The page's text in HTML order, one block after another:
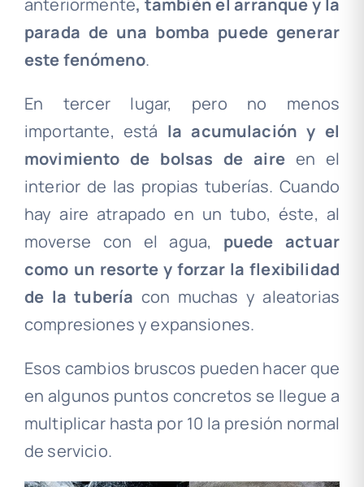
parada de una bomba puede generar
este fenómeno.
En tercer lugar, pero no menos
importante, está la acumulación y el
movimiento de bolsas de aireen el
interior de las propias tuberías. Cuando
hay aire atrapado en un tubo, éste, al
moverse con el agua, puede actuar
como un resorte y forzar la flexibilidad
de la tubería con muchas y aleatorias
compresiones y expansiones.
Esos cambios bruscos pueden hacer que
en algunos puntos concretos se llegue a
multiplicar hasta por 10 la presión normal
de servicio.